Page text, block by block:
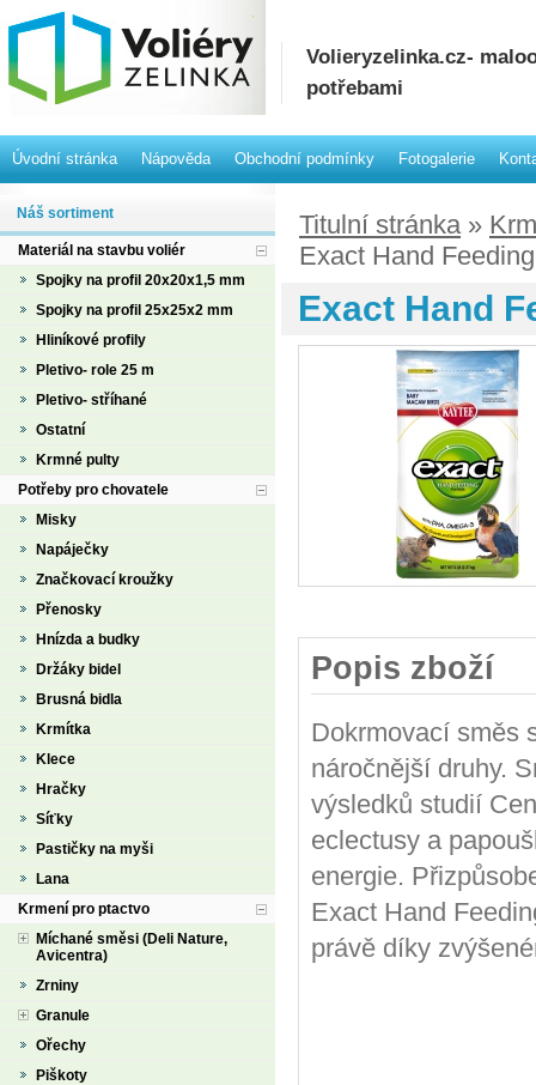
Volieryzelinka.cz-
potřebami
Úvodní stránka Nápověda Obchodní podmínky Fotogalerie
Titulní stránka»
Exact Hand
Exact Hand
Popis zboží
Dokrmovací směs
náročnější druhy.
výsledků studií
eclectusy a
energie.
Exact Hand
právě díky
Náš sortiment
Materiál na stavbu voliér
Spojky na profil 20x20x1,5 mm
Spojky na profil 25x25x2 mm
Hliníkové profily
Pletivo- role 25 m
Pletivo- stříhané
Ostatní
Krmné pulty
Potřeby pro chovatele
Misky
Napáječky
Značkovací kroužky
Přenosky
Hnízda a budky
Držáky bidel
Brusná bidla
Krmítka
Klece
Hračky
Síťky
Pastičky na myši
Lana
Krmení pro ptactvo
Míchané směsi (Deli Nature,
Avicentra)
Zrniny
Granule
Ořechy
Piškoty